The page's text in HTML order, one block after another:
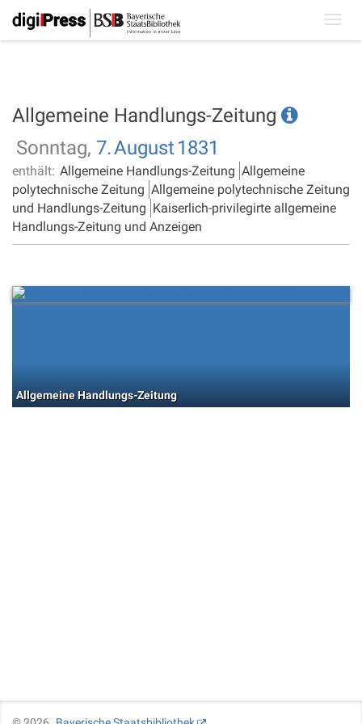
Allgemeine Handlungs-Zeitung
Sonntag, 7.August 1831
enthält: Allgemeine Handlungs-Zeitung Allgemeine
polytechnische Zeitung Allgemeine polytechnische Zeitung
und Handlungs-Zeitung Kaiserlich-privilegirte allgemeine
Handlungs-Zeitung und Anzeigen
Allgemeine Handlungs-Zeitung